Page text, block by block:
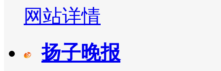
网站详情
扬子晚报